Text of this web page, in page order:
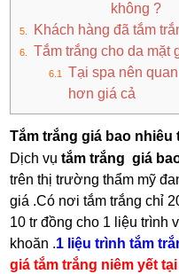
không ?
Khách hàng đã tắm
Tắm trắng cho da mặt
Tại spa nên
hơn giá cả
Tắm trắng giá bao
Dịch vụtắm trắng giá
trên thị trường thẩm mỹ
giá .Có nơi tắm trắng chỉ
10 tr đồng cho 1 liệu trình
khoăn .1 liệu trình tắm
giá tắm trắng niêm yết